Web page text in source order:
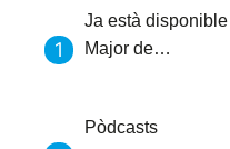
Ja està
Major de…
Pòdcasts